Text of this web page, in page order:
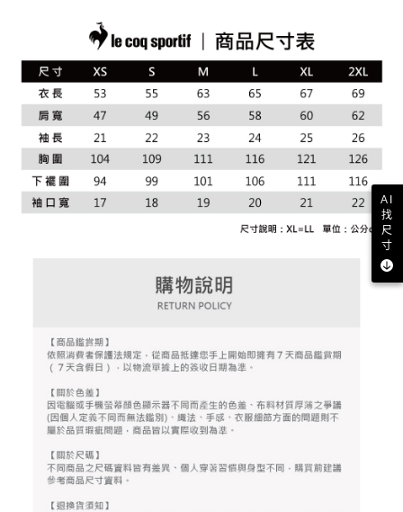
2.透過簡訊連結打開帳單後，可選擇「超商條碼／台灣大直營門市／銀行轉
【注意事項】
1.本服務係由「台灣大哥大股份有限公司」（以下簡稱本公司）所提供，讓
用戶於交易時，得透過本服務購買商品或服務，並由商店將買賣／分期付款
買賣價金債權讓與本公司後，依約使用本公司帳單繳交帳款。
2.基於同意付款使用「大哥付你分期」之契約關係目的，商店將以您的個人
資料（包含姓名、電話或地址）提供予台灣大哥大進項蒐集、處理及利用，
由本公司與您本人進行分期帳單所需資料之確認、核對及更正。
3.完整用戶服務條款，請詳閱以下連結：
https://oppay.tw/userRule
１．於結帳方式選擇「AFTEE先享後付」後，將跳轉至「AFTEE先享後付」
結帳頁面，進行簡訊認證並確認金額後，即可完成結帳。
２．訂單成立數日內，您將收到繳費通知簡訊。
３．收到繳費通知簡訊後14天內，點擊此簡訊中的連結，可透過四大超商／
ATM／網路銀行／等多元方式進行付款，方視為交易完成。
※ 請注意：結帳手續完成當下不需立刻繳費，但若您需要取消訂單，請聯絡
購買商品的店家。未經商家同意取消之訂單仍視為有效，需透過AFTEE先享
後付繳納相關費用。
※ 交易是否成功請以「AFTEE先享後付 」之結帳頁面顯示為準，若有關於
是否繳費成功／繳費後需取消欲退款等相關疑問，請聯繫「AFTEE先享後付
客戶支援中心」https://netprotections.freshdesk.com/support/home
權轉讓予恩沛科技股份有限公司。
２．關於個人資料處理事宜，請瀏覽以下網址：
https://aftee.tw/terms/#terms3
「AFTEE先享後付」，若未經同意申辦者引起之損失，本公司不負相關責
４．使用「AFTEE先享後付」時，將依據個別帳號之用戶狀況，依本公司即
時審查核予不同之上限額度；若仍有額度不足之情形，本公司將視審查結果
請求用戶進行身份認證。
５．嚴禁一人註冊多個帳號或使用他人資訊註冊。若發現惡意使用之情形，
恩沛科技股份有限公司將有權停止該用戶之使用額度並採取法律行動。
付款後全家取貨
免運費
萊爾富取貨付款
免運費
付款後萊爾富取貨
免運費
免運費
離島宅配
免運費
AI
找
尺
寸